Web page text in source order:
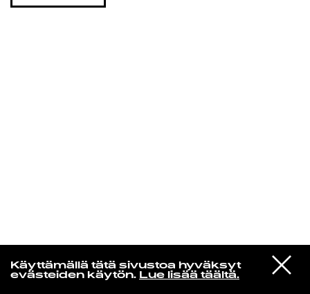
Käyttämällä tätä sivustoa hyväksyt
evästeiden käytön. Lue lisää täältä.
VIESTI
STUDIOON
Everything But the Girl
We Walk The Same Line